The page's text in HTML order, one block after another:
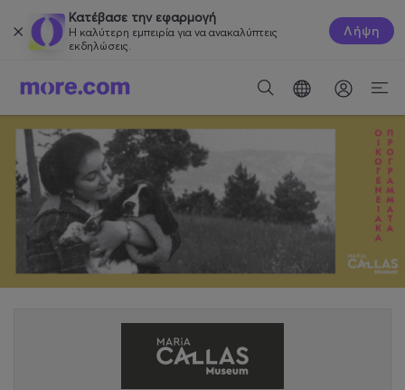
Κατέβασε την εφαρμογή
Η καλύτερη εμπειρία για να ανακαλύπτεις
εκδηλώσεις.
Λήψη